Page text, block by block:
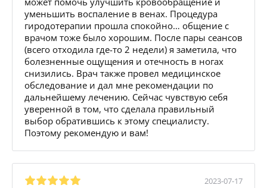
уменьшить воспаление в венах. Процедура
гиродотерапии прошла спокойно… общение с
врачом тоже было хорошим. После пары сеансов
(всего отходила где-то 2 недели) я заметила, что
болезненные ощущения и отечность в ногах
снизились. Врач также провел медицинское
обследование и дал мне рекомендации по
дальнейшему лечению. Сейчас чувствую себя
уверенной в том, что сделала правильный
выбор обратившись к этому специалисту.
Поэтому рекомендую и вам!
2023-07-17